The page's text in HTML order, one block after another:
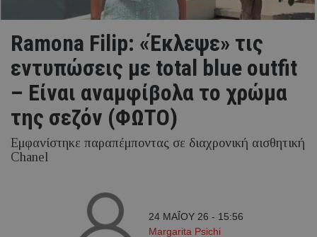
Ramona Filip: «Έκλεψε» τις
εντυπώσεις με total blue outfit
– Είναι αναμφίβολα το χρώμα
της σεζόν (ΦΩΤΟ)
Εμφανίστηκε παραπέμποντας σε διαχρονική αισθητική
Chanel
24 ΜΑΪ́ΟΥ 26 - 15:56
Margarita Psichi